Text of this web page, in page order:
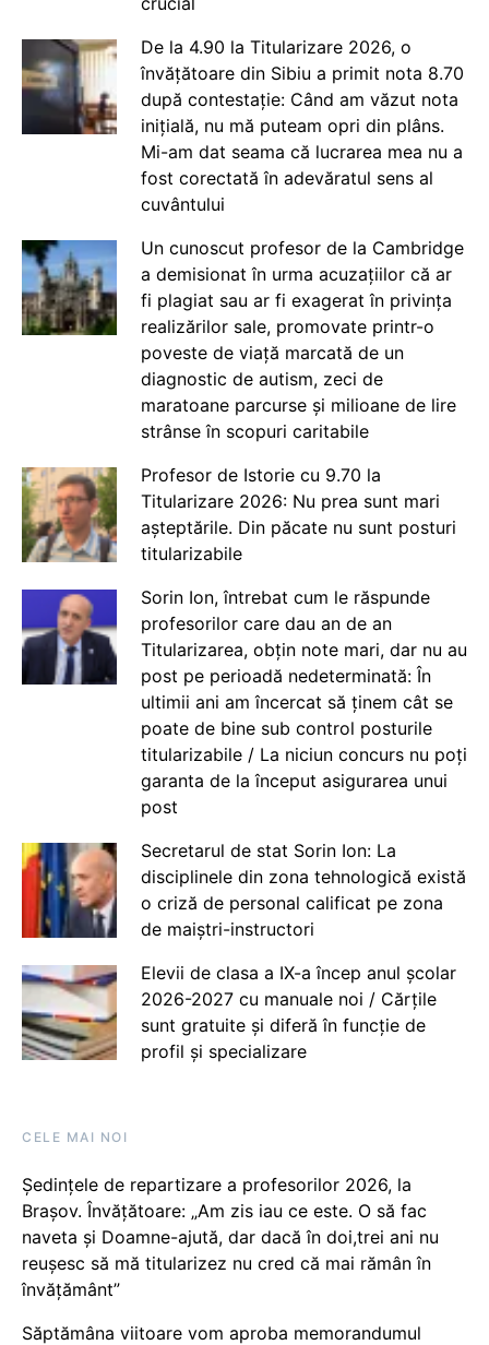
De la 4.90 la Titularizare 2026, o
învățătoare din Sibiu a primit nota 8.70
după contestație: Când am văzut nota
inițială, nu mă puteam opri din plâns.
Mi-am dat seama că lucrarea mea nu a
fost corectată în adevăratul sens al
cuvântului
Un cunoscut profesor de la Cambridge
a demisionat în urma acuzațiilor că ar
fi plagiat sau ar fi exagerat în privința
realizărilor sale, promovate printr-o
poveste de viață marcată de un
diagnostic de autism, zeci de
maratoane parcurse și milioane de lire
strânse în scopuri caritabile
Profesor de Istorie cu 9.70 la
Titularizare 2026: Nu prea sunt mari
așteptările. Din păcate nu sunt posturi
titularizabile
Sorin Ion, întrebat cum le răspunde
profesorilor care dau an de an
Titularizarea, obțin note mari, dar nu au
post pe perioadă nedeterminată: În
ultimii ani am încercat să ținem cât se
poate de bine sub control posturile
titularizabile / La niciun concurs nu poți
garanta de la început asigurarea unui
post
Secretarul de stat Sorin Ion: La
disciplinele din zona tehnologică există
o criză de personal calificat pe zona
de maiștri-instructori
Elevii de clasa a IX-a încep anul școlar
2026-2027 cu manuale noi / Cărțile
sunt gratuite și diferă în funcție de
profil și specializare
CELE MAI NOI
Ședințele de repartizare a profesorilor 2026, la
Brașov. Învățătoare: „Am zis iau ce este. O să fac
naveta și Doamne-ajută, dar dacă în doi,trei ani nu
reușesc să mă titularizez nu cred că mai rămân în
învățământ”
Săptămâna viitoare vom aproba memorandumul